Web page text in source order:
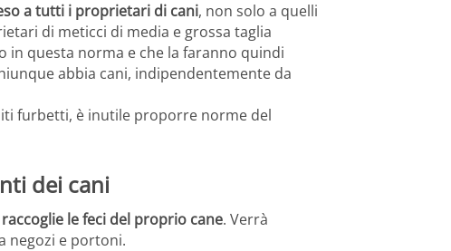
a tutti i proprietari di cani, non solo a quelli
di meticci di media e grossa taglia
questa norma e che la faranno quindi
abbia cani, indipendentemente da
furbetti, è inutile proporre norme del
dei cani
le feci del proprio cane. Verrà
negozi e portoni.